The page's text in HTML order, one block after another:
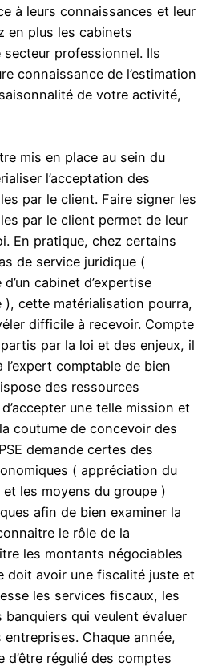
à leurs connaissances et leur
en plus les cabinets
professionnel. Ils
connaissance de l’estimation
de votre activité,
mis en place au sein du
l’acceptation des
par le client. Faire signer les
par le client permet de leur
En pratique, chez certains
de service juridique (
cabinet d’expertise
), cette matérialisation pourra,
difficile à recevoir. Compte
par la loi et des enjeux, il
l’expert comptable de bien
des ressources
une telle mission et
coutume de concevoir des
demande certes des
( appréciation du
les moyens du groupe )
afin de bien examiner la
le rôle de la
les montants négociables
doit avoir une fiscalité juste et
les services fiscaux, les
qui veulent évaluer
entreprises. Chaque année,
d’être régulié des comptes